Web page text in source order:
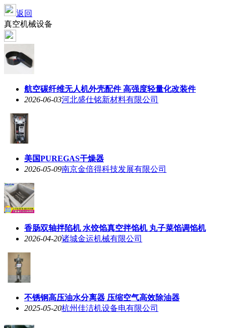
返回
真空机械设备
航空碳纤维无人机外壳配件 高强度轻量化改装件
2026-06-03河北盛仕铭新材料有限公司
美国PUREGAS干燥器
2026-05-09南京金倍得科技发展有限公司
香肠双轴拌陷机 水饺馅真空拌馅机 丸子菜馅调馅机
2026-04-20诸城金运机械有限公司
不锈钢高压油水分离器 压缩空气高效除油器
2025-05-20杭州佳洁机设备电有限公司